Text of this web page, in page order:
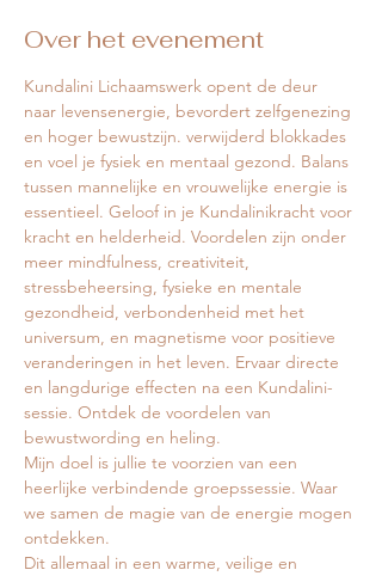
Over het evenement
Kundalini Lichaamswerk opent de deur
naar levensenergie, bevordert zelfgenezing
en hoger bewustzijn. verwijderd blokkades
en voel je fysiek en mentaal gezond. Balans
tussen mannelijke en vrouwelijke energie is
essentieel. Geloof in je Kundalinikracht voor
kracht en helderheid. Voordelen zijn onder
meer mindfulness, creativiteit,
stressbeheersing, fysieke en mentale
gezondheid, verbondenheid met het
universum, en magnetisme voor positieve
veranderingen in het leven. Ervaar directe
en langdurige effecten na een Kundalini-
sessie. Ontdek de voordelen van
bewustwording en heling.
Mijn doel is jullie te voorzien van een
heerlijke verbindende groepssessie. Waar
we samen de magie van de energie mogen
ontdekken.
Dit allemaal in een warme, veilige en